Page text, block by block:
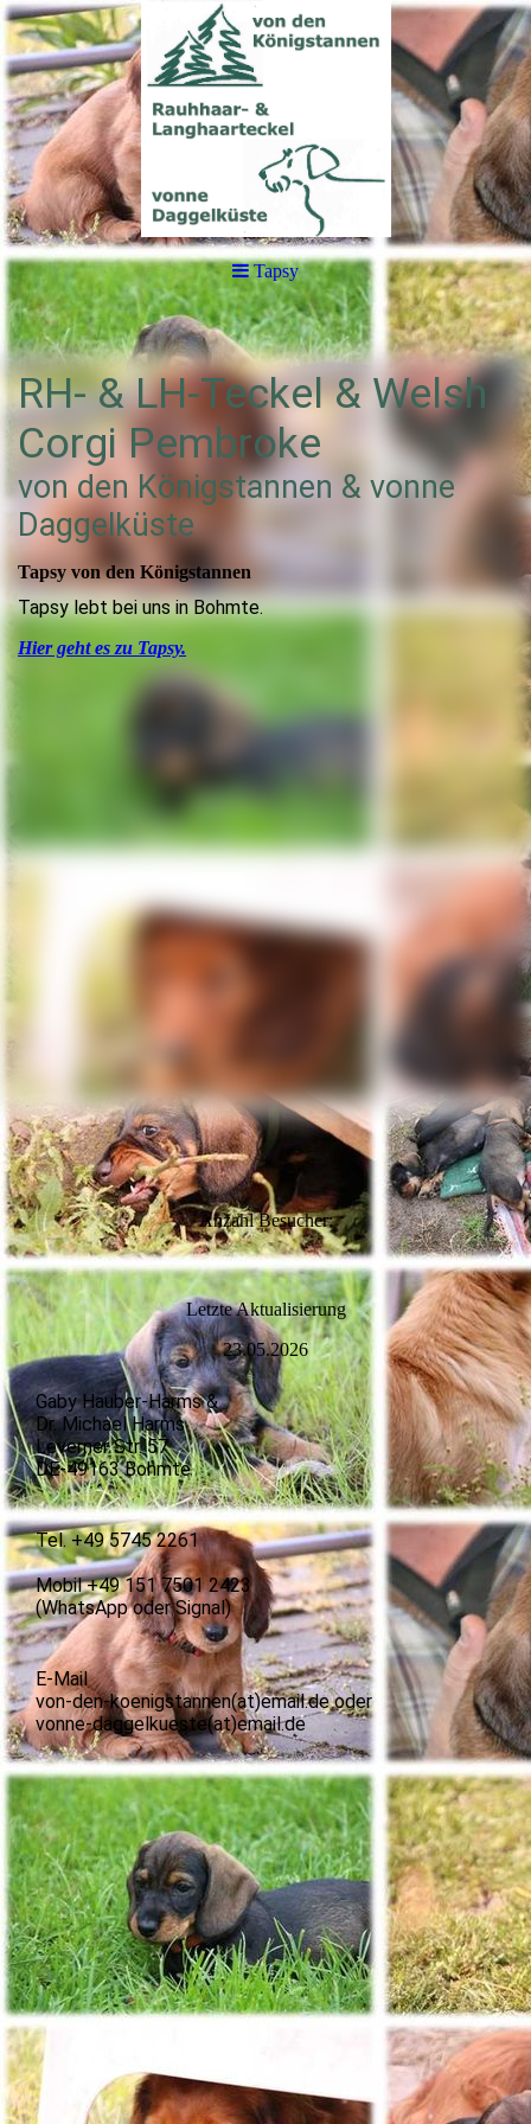
Tapsy
RH- & LH-Teckel & Welsh
Corgi Pembroke
von den Königstannen & vonne
Daggelküste
Tapsy von den Königstannen
Tapsy lebt bei uns in Bohmte.
Hier geht es zu Tapsy.
Anzahl Besucher:
Letzte Aktualisierung
23.05.2026
Gaby Hauber-Harms &
Dr. Michael Harms
Leverner Str. 57
DE-49163 Bohmte
Tel. +49 5745 2261
Mobil +49 151 7501 2423
(WhatsApp oder Signal)
E-Mail
von-den-koenigstannen(at)email.de oder
vonne-daggelkueste(at)email.de